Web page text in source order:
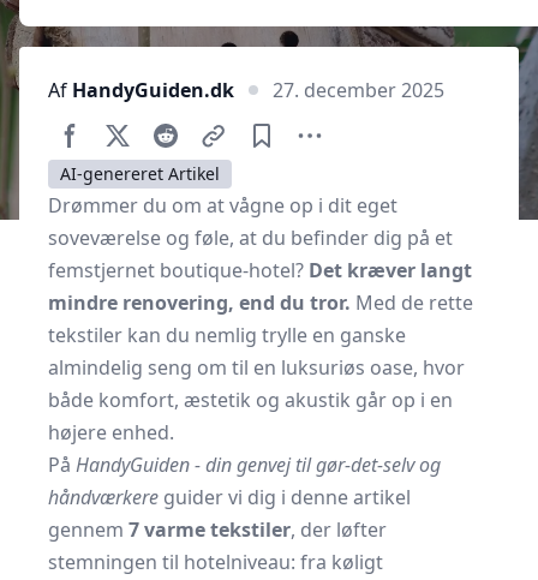
Af HandyGuiden.dk 27. december 2025
AI-genereret Artikel
Drømmer du om at vågne op i dit eget
soveværelse og føle, at du befinder dig på et
femstjernet boutique-hotel? Det kræver langt
mindre renovering, end du tror. Med de rette
tekstiler kan du nemlig trylle en ganske
almindelig seng om til en luksuriøs oase, hvor
både komfort, æstetik og akustik går op i en
højere enhed.
På HandyGuiden - din genvej til gør-det-selv og
håndværkere guider vi dig i denne artikel
gennem 7 varme tekstiler, der løfter
stemningen til hotelniveau: fra køligt